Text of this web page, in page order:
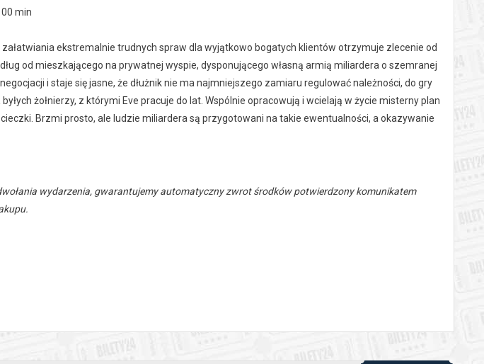
min
załatwiania ekstremalnie trudnych spraw dla wyjątkowo bogatych klientów otrzymuje zlecenie od
od mieszkającego na prywatnej wyspie, dysponującego własną armią miliardera o szemranej
i staje się jasne, że dłużnik nie ma najmniejszego zamiaru regulować należności, do gry
żołnierzy, z którymi Eve pracuje do lat. Wspólnie opracowują i wcielają w życie misterny plan
Brzmi prosto, ale ludzie miliardera są przygotowani na takie ewentualności, a okazywanie
wydarzenia, gwarantujemy automatyczny zwrot środków potwierdzony komunikatem